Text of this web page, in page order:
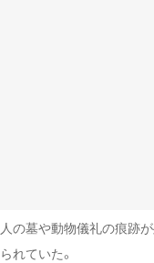
人の墓や動物儀礼の痕跡
られていた。